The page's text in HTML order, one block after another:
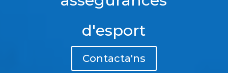
d'esport
Contacta'ns